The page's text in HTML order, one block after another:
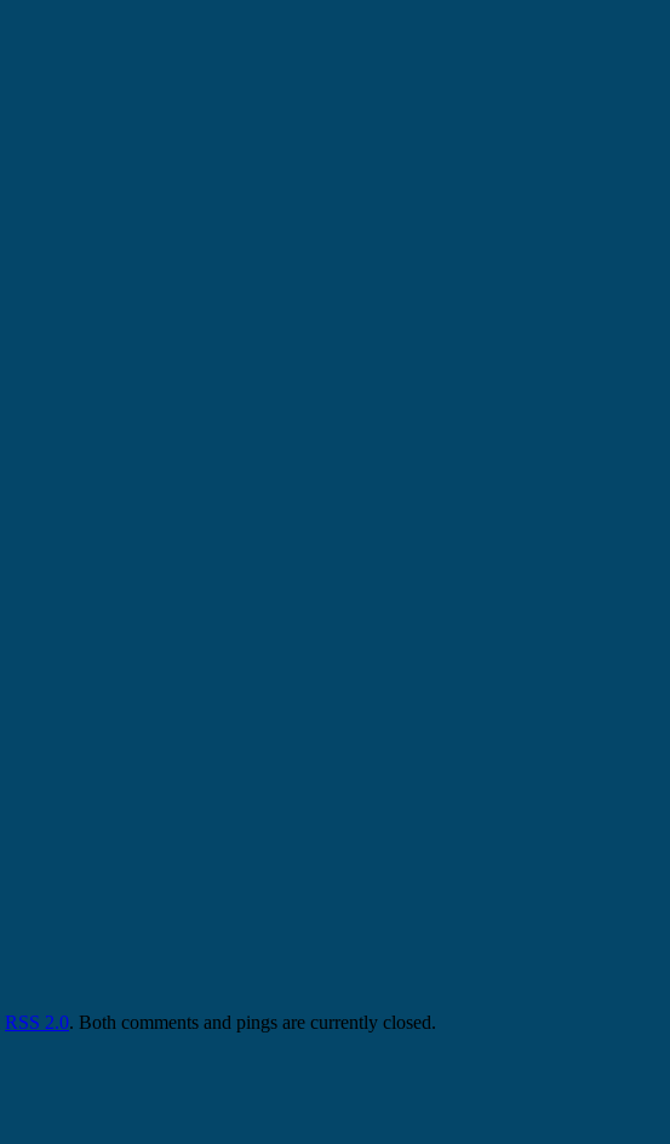
RSS 2.0. Both comments and pings are currently closed.